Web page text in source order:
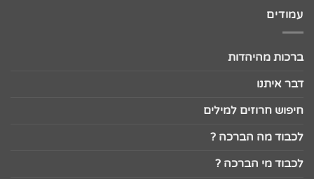
עמודים
ברכות מהיהדות
דבר איתנו
חיפוש חרוזים למילים
לכבוד מה הברכה ?
לכבוד מי הברכה ?